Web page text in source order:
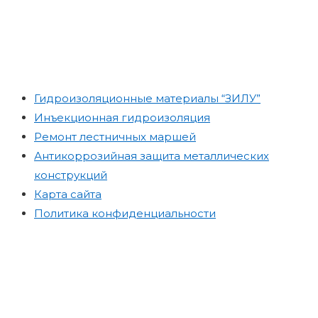
Гидроизоляционные материалы “ЗИЛУ”
Инъекционная гидроизоляция
Ремонт лестничных маршей
Антикоррозийная защита металлических
конструкций
Карта сайта
Политика конфиденциальности